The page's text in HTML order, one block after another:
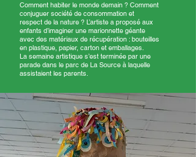
Comment habiter le monde demain ? Comment
conjuguer société de consommation et
respect de la nature ? L’artiste a proposé aux
enfants d’imaginer une marionnette géante
avec des matériaux de récupération : bouteilles
en plastique, papier, carton et emballages.
La semaine artistique s’est terminée par une
parade dans le parc de La Source à laquelle
assistaient les parents.